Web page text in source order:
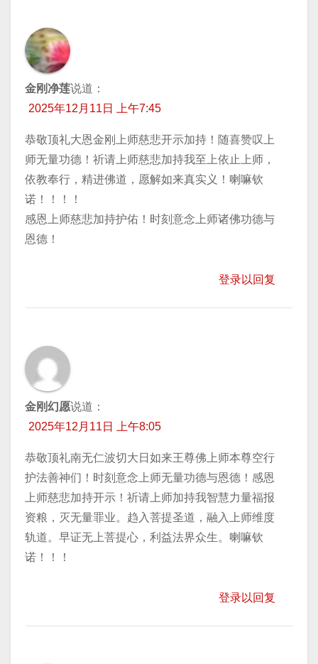
金刚净莲说道：
2025年12月11日 上午7:45
恭敬顶礼大恩金刚上师慈悲开示加持！随喜赞叹上
师无量功德！祈请上师慈悲加持我至上依止上师，
依教奉行，精进佛道，愿解如来真实义！喇嘛钦
诺！！！！
感恩上师慈悲加持护佑！时刻意念上师诸佛功德与
恩德！
登录以回复
金刚幻愿说道：
2025年12月11日 上午8:05
恭敬顶礼南无仁波切大日如来王尊佛上师本尊空行
护法善神们！时刻意念上师无量功德与恩德！感恩
上师慈悲加持开示！祈请上师加持我智慧力量福报
资粮，灭无量罪业。趋入菩提圣道，融入上师维度
轨道。早证无上菩提心，利益法界众生。喇嘛钦
诺！！！
登录以回复